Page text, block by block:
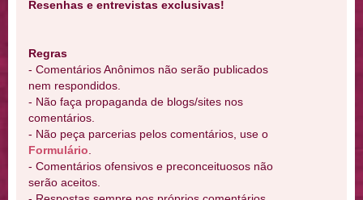
Resenhas e entrevistas exclusivas!
Regras
- Comentários Anônimos não serão publicados
nem respondidos.
- Não faça propaganda de blogs/sites nos
comentários.
- Não peça parcerias pelos comentários, use o
Formulário.
- Comentários ofensivos e preconceituosos não
serão aceitos.